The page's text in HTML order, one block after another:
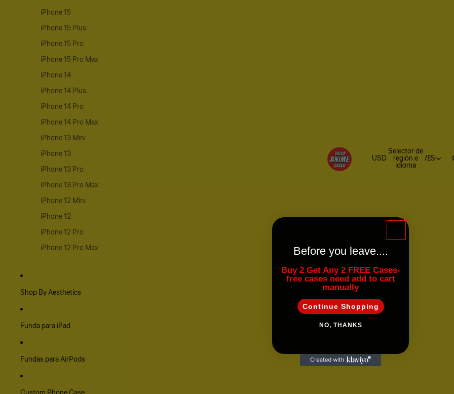
iPhone 15
iPhone 15 Plus
iPhone 15 Pro
iPhone 15 Pro Max
iPhone 14
iPhone 14 Plus
iPhone 14 Pro
iPhone 14 Pro Max
iPhone 13 Mini
iPhone 13
iPhone 13 Pro
iPhone 13 Pro Max
iPhone 12 Mini
iPhone 12
iPhone 12 Pro
iPhone 12 Pro Max
Shop By Aesthetics
Funda para iPad
Fundas para AirPods
USD
Selector de
región e
idioma
/ES
Before you leave....
Buy 2 Get Any 2 FREE Cases-
free cases need add to cart
manually
Continue Shopping
NO, THANKS